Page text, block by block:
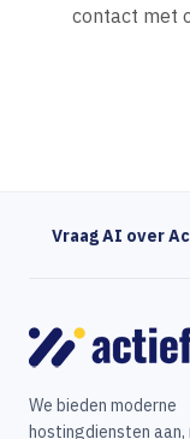
contact met
Vraag AI over
We bieden moderne
hostingdiensten aan,